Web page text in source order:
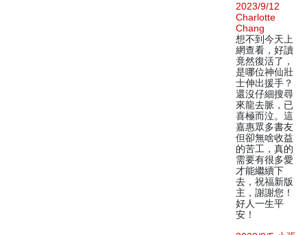
2023/9/12
Charlotte
Chang
想不到今天上
網查看，好讀
竟然復活了，
是哪位神仙壯
士伸出援手？
還沒仔細搜尋
來龍去脈，已
喜極而泣。這
嘉惠眾多書友
但卻無啥收益
的苦工，真的
需要有很多愛
才能繼續下
去，祝福新版
主，謝謝您！
好人一生平
安！